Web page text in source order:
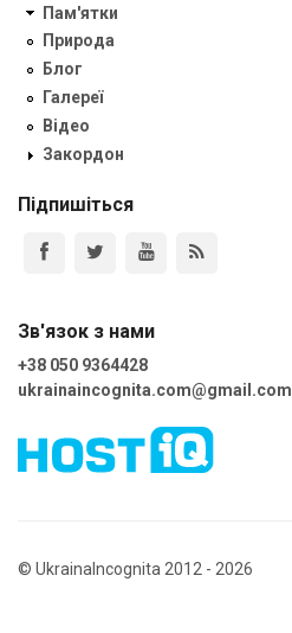
Пам'ятки
Природа
Блог
Галереї
Відео
Закордон
Підпишіться
Зв'язок з нами
+38 050 9364428
ukrainaincognita.com@gmail.com
© UkrainaIncognita 2012 - 2026